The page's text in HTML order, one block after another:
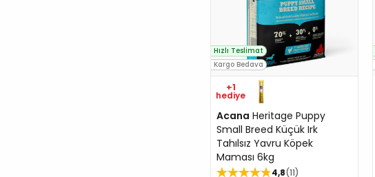
Kargo Bedava
Hızlı Teslimat
+1
hediye
Acana Heritage Puppy
Small Breed Küçük Irk
Tahılsız Yavru Köpek
Maması 6kg
4,8 11